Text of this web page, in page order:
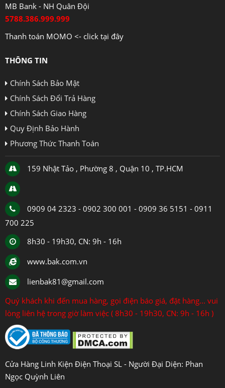
MB Bank - NH Quân Đội
5788.386.999.999
Thanh toán MOMO <- click tại đây
THÔNG TIN
Chính Sách Bảo Mật
Chính Sách Đổi Trả Hàng
Chính Sách Giao Hàng
Quy Định Bảo Hành
Phương Thức Thanh Toán
159 Nhật Tảo , Phường 8 , Quận 10 , TP.HCM
0909 04 2323 - 0902 300 001 - 0909 36 5151 - 0911
700 225
8h30 - 19h30, CN: 9h - 16h
www.bak.com.vn
lienbak81@gmail.com
Quý khách khi đến mua hàng, gọi điện báo giá, đặt hàng... vui
lòng liên hệ trong giờ làm việc ( 8h30 - 19h30, CN: 9h - 16h )
Cửa Hàng Linh Kiện Điện Thoại SL - Người Đại Diện: Phan
Ngọc Quỳnh Liên